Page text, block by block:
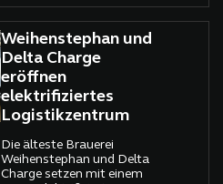
Ausbau der Lade- und
Wasserstoffinfrastruktur
bleibt eine Herausforderung.
Weihenstephan und
Delta Charge
eröffnen
elektrifiziertes
Logistikzentrum
Die älteste Brauerei
Weihenstephan und Delta
Charge setzen mit einem